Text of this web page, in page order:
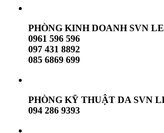
PHÒNG KINH DOANH SVN
0961 596 596
097 431 8892
085 6869 699
PHÒNG KỸ THUẬT DA SVN
094 286 9393